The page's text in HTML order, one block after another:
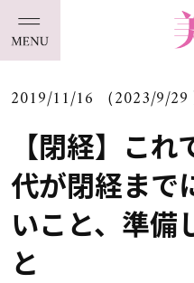
2019/11/16 （2023/9/29
【閉経】こ
代が閉経まで
いこと、準備
と